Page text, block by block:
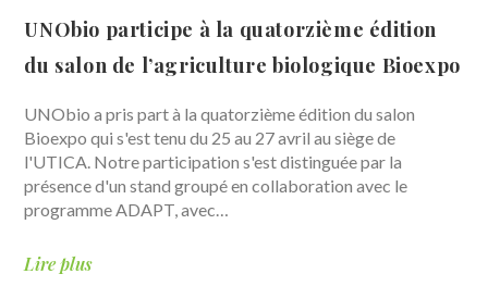
UNObio participe à la quatorzième édition
du salon de l’agriculture biologique Bioexpo
UNObio a pris part à la quatorzième édition du salon
Bioexpo qui s'est tenu du 25 au 27 avril au siège de
l'UTICA. Notre participation s'est distinguée par la
présence d'un stand groupé en collaboration avec le
programme ADAPT, avec…
Lire plus